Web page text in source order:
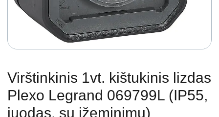
Virštinkinis 1vt. kištukinis lizdas
Plexo Legrand 069799L (IP55,
juodas, su įžeminimu)